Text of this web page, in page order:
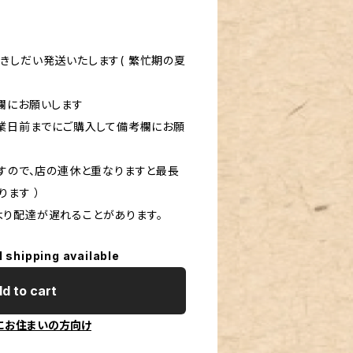
しだい発送いたします( 繁忙期の夏
にお願いします
日前までにご購入して備考欄にお願
ので、店の連休と重なりますと最長
す ）
達が遅れることがあります。
shipping available
to cart
お住まいの方向け